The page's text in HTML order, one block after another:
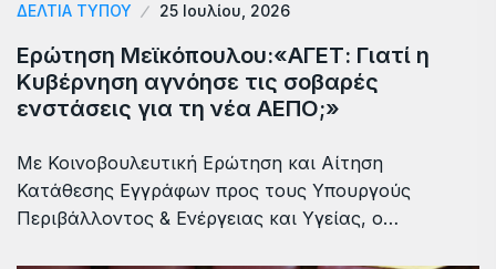
ΔΕΛΤΙΑ ΤΥΠΟΥ 25 Ιουλίου, 2026
Ερώτηση Μεϊκόπουλου:«ΑΓΕΤ: Γιατί η
Κυβέρνηση αγνόησε τις σοβαρές
ενστάσεις για τη νέα ΑΕΠΟ;»
Με Κοινοβουλευτική Ερώτηση και Αίτηση
Κατάθεσης Εγγράφων προς τους Υπουργούς
Περιβάλλοντος & Ενέργειας και Υγείας, ο…